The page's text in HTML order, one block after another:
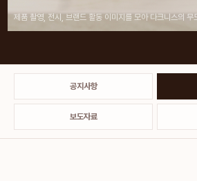
제품 촬영, 전시, 브랜드 활동 이미지를 모아 다크니스의 무
공지사항
보도자료